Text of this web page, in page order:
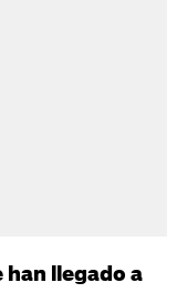
han llegado a